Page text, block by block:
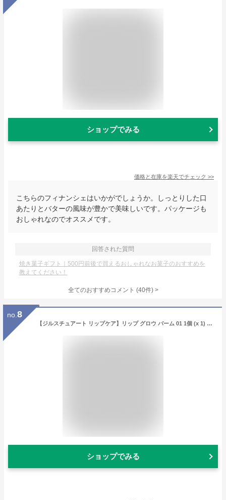
ショップでみる
価格と在庫を楽天でチェック >>
こちらのフィナンシェはいかがでしょうか。しっとりした口
あたりとバターの風味が豊かで美味しいです。パッケージも
おしゃれなのでオススメです。
回答された質問
焼き菓子ギフト｜500円前後で買えるおしゃれなお菓子のおすすめを
教えてください！
全てのおすすめコメント (40件) >
no. 8
【ジルスチュアート リップケア】リップ グロウ バーム 01 1個 (x 1) [並行輸入品]
ショップでみる